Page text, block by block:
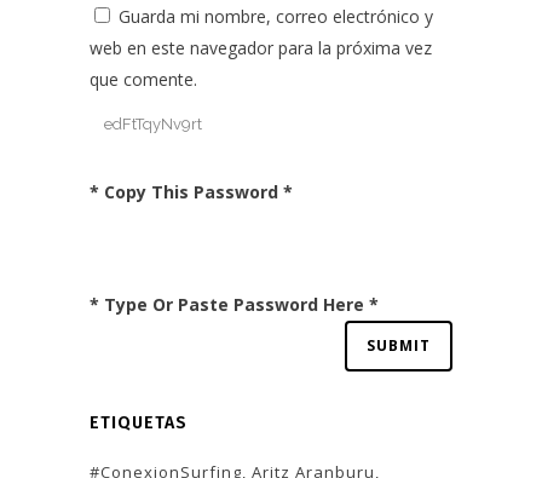
Guarda mi nombre, correo electrónico y
web en este navegador para la próxima vez
que comente.
* Copy This Password *
* Type Or Paste Password Here *
ETIQUETAS
#ConexionSurfing Aritz Aranburu